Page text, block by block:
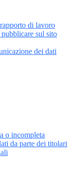
di lavoro
sul sito
dei dati
o incompleta
da parte dei titolari